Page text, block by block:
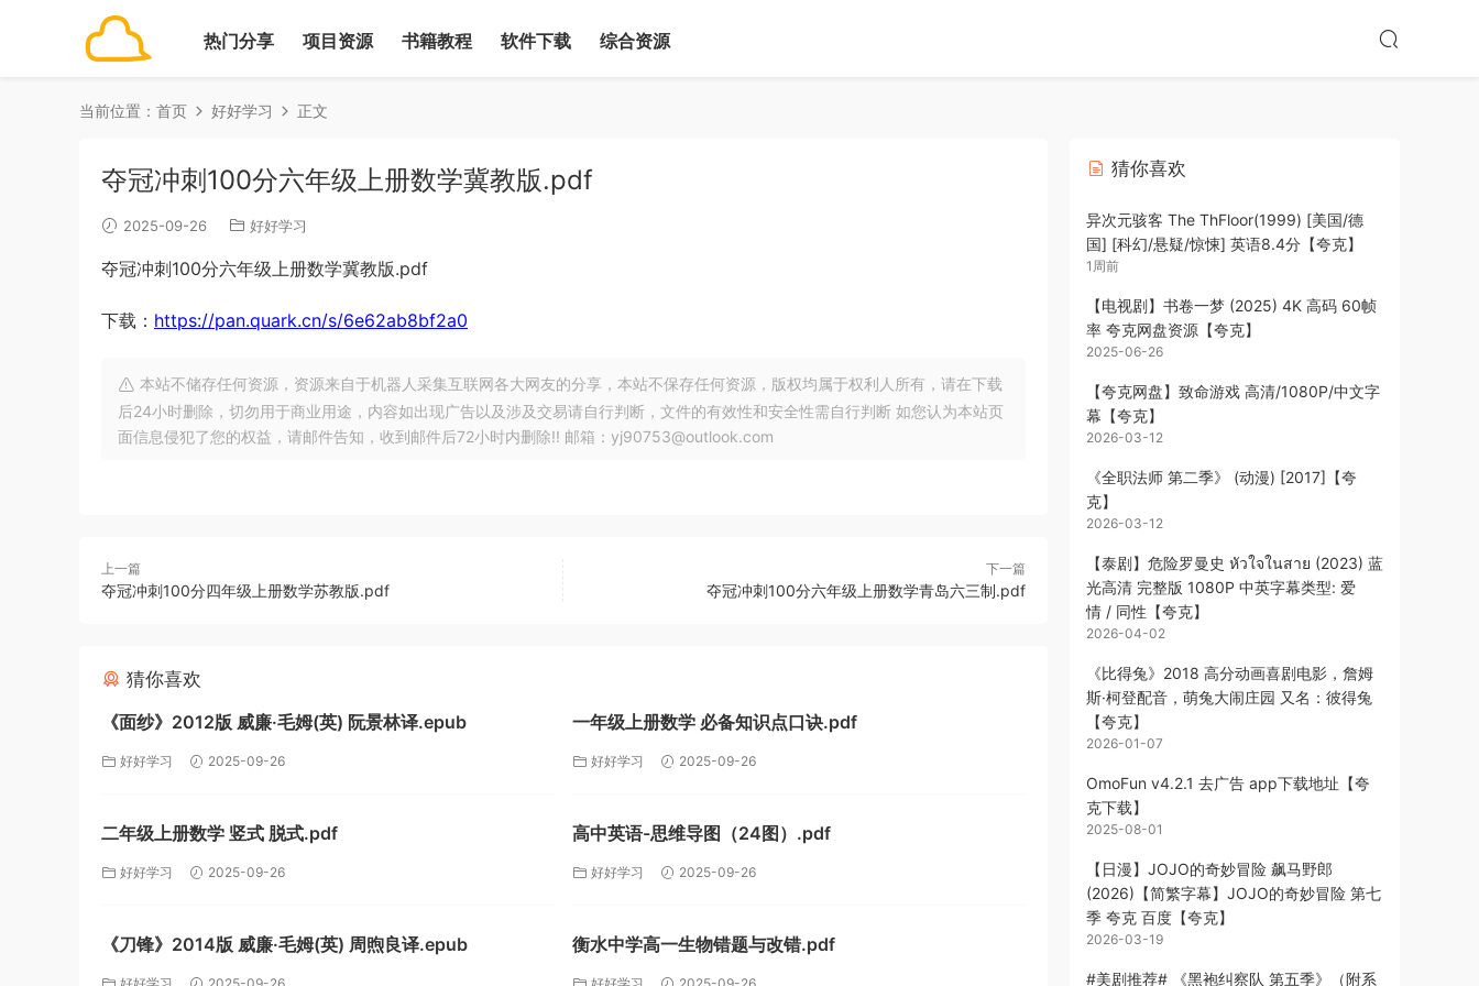
热门分享 项目资源 书籍教程 软件下载 综合资源
当前位置： 首页 好好学习 正文
夺冠冲刺100分六年级上册数学冀教版.pdf
2025-09-26 好好学习
夺冠冲刺100分六年级上册数学冀教版.pdf
下载： https://pan.quark.cn/s/6e62ab8bf2a0
本站不储存任何资源，资源来自于机器人采集互联网各大网友的分享，本站不保存任何资源，版权均属于权利人所有，请在下载
后24小时删除，切勿用于商业用途，内容如出现广告以及涉及交易请自行判断，文件的有效性和安全性需自行判断 如您认为本站页
面信息侵犯了您的权益，请邮件告知，收到邮件后72小时内删除!! 邮箱：yj90753@outlook.com
上一篇
夺冠冲刺100分四年级上册数学苏教版.pdf
下一篇
夺冠冲刺100分六年级上册数学青岛六三制.pdf
猜你喜欢
《面纱》2012版 威廉·毛姆(英) 阮景林译.epub
好好学习 2025-09-26
一年级上册数学 必备知识点口诀.pdf
好好学习 2025-09-26
二年级上册数学 竖式 脱式.pdf
好好学习 2025-09-26
高中英语-思维导图（24图）.pdf
好好学习 2025-09-26
《刀锋》2014版 威廉·毛姆(英) 周煦良译.epub 衡水中学高一生物错题与改错.pdf
猜你喜欢
异次元骇客 The ThFloor(1999) [美国/德
国] [科幻/悬疑/惊悚] 英语8.4分【夸克】
1周前
【电视剧】书卷一梦 (2025) 4K 高码 60帧
率 夸克网盘资源【夸克】
2025-06-26
【夸克网盘】致命游戏 高清/1080P/中文字
幕【夸克】
2026-03-12
《全职法师 第二季》 (动漫) [2017]【夸
克】
2026-03-12
【泰剧】危险罗曼史 หัวใจในสาย (2023) 蓝
光高清 完整版 1080P 中英字幕类型: 爱
情 / 同性【夸克】
2026-04-02
《比得兔》2018 高分动画喜剧电影，詹姆
斯·柯登配音，萌兔大闹庄园 又名：彼得兔
【夸克】
2026-01-07
OmoFun v4.2.1 去广告 app下载地址【夸
克下载】
2025-08-01
【日漫】JOJO的奇妙冒险 飙马野郎
(2026)【简繁字幕】JOJO的奇妙冒险 第七
季 夸克 百度【夸克】
2026-03-19
#美剧推荐# 《黑袍纠察队 第五季》（附系